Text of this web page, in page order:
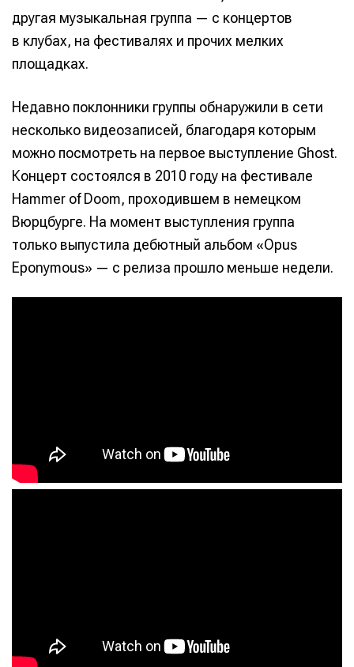
другая музыкальная группа — с концертов
в клубах, на фестивалях и прочих мелких
площадках.
Недавно поклонники группы обнаружили в сети
несколько видеозаписей, благодаря которым
можно посмотреть на первое выступление Ghost.
Концерт состоялся в 2010 году на фестивале
Hammer of Doom, проходившем в немецком
Вюрцбурге. На момент выступления группа
только выпустила дебютный альбом «Opus
Eponymous» — с релиза прошло меньше недели.